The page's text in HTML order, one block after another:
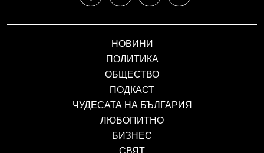
НОВИНИ
ПОЛИТИКА
ОБЩЕСТВО
ПОДКАСТ
ЧУДЕСАТА НА БЪЛГАРИЯ
ЛЮБОПИТНО
БИЗНЕС